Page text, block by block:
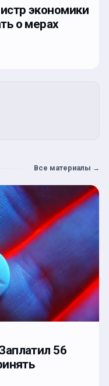
экономики
о мерах
Все материалы →
56